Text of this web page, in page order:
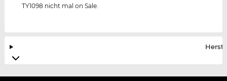
TY1098 nicht mal on Sale.